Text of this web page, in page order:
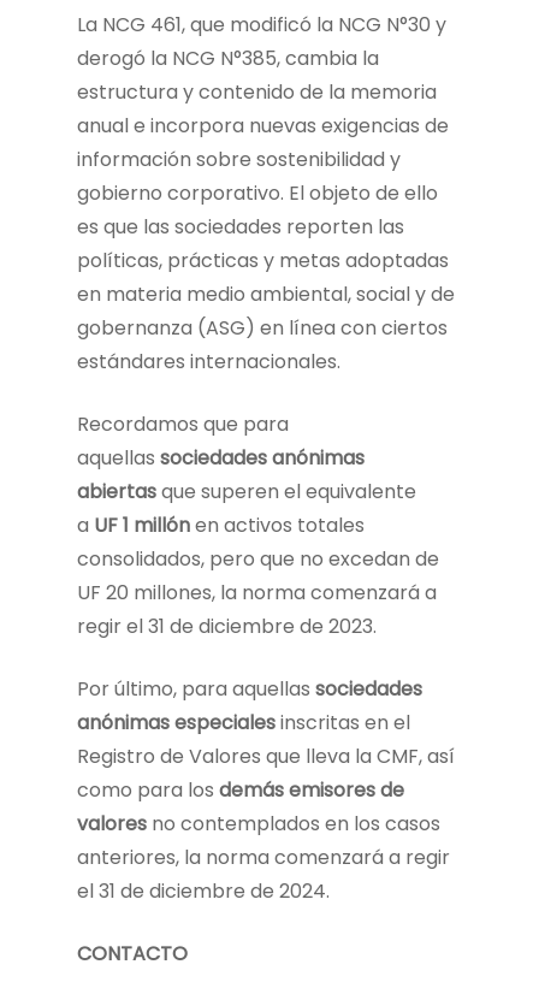
La NCG 461, que modificó la NCG N°30 y
derogó la NCG N°385, cambia la
estructura y contenido de la memoria
anual e incorpora nuevas exigencias de
información sobre sostenibilidad y
gobierno corporativo. El objeto de ello
es que las sociedades reporten las
políticas, prácticas y metas adoptadas
en materia medio ambiental, social y de
gobernanza (ASG) en línea con ciertos
estándares internacionales.
Recordamos que para
aquellassociedades anónimas
abiertasque superen el equivalente
a UF 1 millónen activos totales
consolidados, pero que no excedan de
UF 20 millones, la norma comenzará a
regir el 31 de diciembre de 2023.
Por último, para aquellassociedades
anónimas especialesinscritas en el
Registro de Valores que lleva la CMF, así
como para losdemás emisores de
valores no contemplados en los casos
anteriores, la norma comenzará a regir
el 31 de diciembre de 2024.
CONTACTO